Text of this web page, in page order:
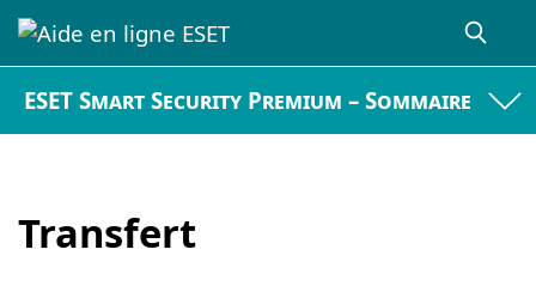
ESET Smart Security Premium – Sommaire
Transfert